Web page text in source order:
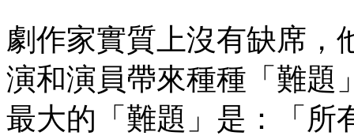
劇作家實質上沒有缺席，
演和演員帶來種種「難題
最大的「難題」是：「所